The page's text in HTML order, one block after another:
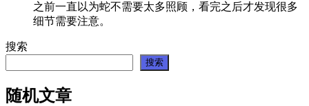
之前一直以为蛇不需要太多照顾，看完之后才发现很多
细节需要注意。
搜索
搜索
随机文章